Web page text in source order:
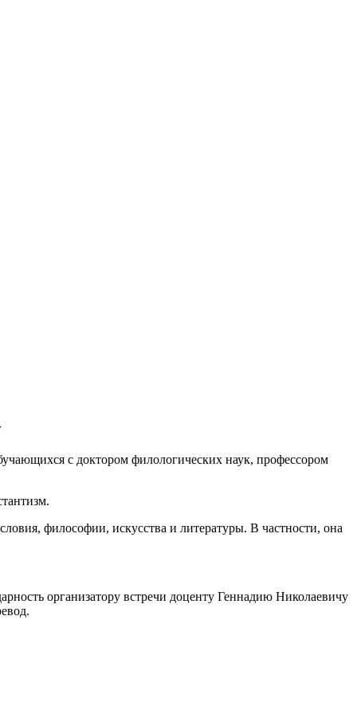
с доктором филологических наук, профессором
философии, искусства и литературы. В частности, она
организатору встречи доценту Геннадию Николаевичу